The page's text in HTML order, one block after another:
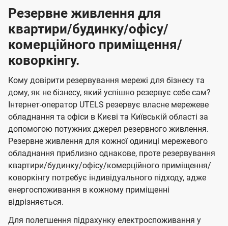
Резервне живлення для
квартири/будинку/офісу/
комерційного приміщення/
коворкінгу.
Кому довірити резервування мережі для бізнесу та
дому, як не бізнесу, який успішно резервує себе сам?
Інтернет-оператор UTELS резервує власне мережеве
обладнання та офіси в Києві та Київській області за
допомогою потужних джерел резервного живлення.
Резервне живлення для кожної одиниці мережевого
обладнання приблизно однакове, проте резервування
квартири/будинку/офісу/комерційного приміщення/
коворкінгу потребує індивідуального підходу, адже
енергоспоживання в кожному приміщенні
відрізняється.
Для полегшення підрахунку електроспоживання у